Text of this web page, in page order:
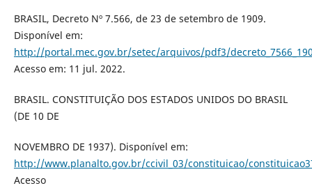
BRASIL, Decreto Nº 7.566, de 23 de setembro de 1909.
Disponível em:
http://portal.mec.gov.br/setec/arquivos/pdf3/
Acesso em: 11 jul. 2022.
BRASIL. CONSTITUIÇÃO DOS ESTADOS UNIDOS DO BRASIL
(DE 10 DE
NOVEMBRO DE 1937). Disponível em:
http://www.planalto.gov.br/ccivil_03/constituicao/
Acesso